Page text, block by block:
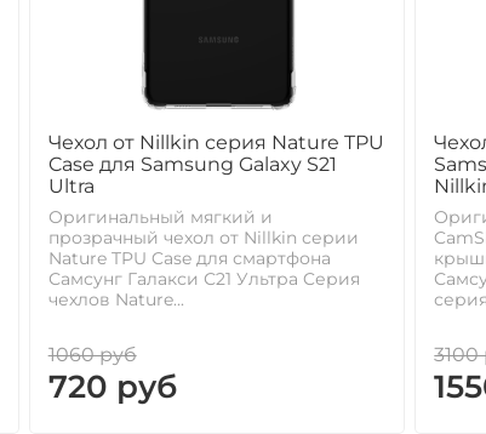
Чехол от Nillkin серия Nature TPU
Case для Samsung Galaxy S21
Ultra
Оригинальный мягкий и
прозрачный чехол от Nillkin серии
Nature TPU Case для смартфона
Самсунг Галакси С21 Ультра Cерия
чехлов Nature...
1060 руб
720 руб
3100